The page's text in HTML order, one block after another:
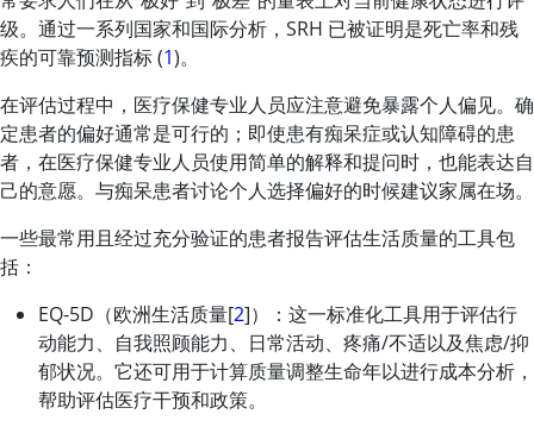
级。通过一系列国家和国际分析，SRH 已被证明是死亡率和残
疾的可靠预测指标 (1)。
在评估过程中，医疗保健专业人员应注意避免暴露个人偏见。确
定患者的偏好通常是可行的；即使患有痴呆症或认知障碍的患
者，在医疗保健专业人员使用简单的解释和提问时，也能表达自
己的意愿。与痴呆患者讨论个人选择偏好的时候建议家属在场。
一些最常用且经过充分验证的患者报告评估生活质量的工具包
括：
EQ-5D（欧洲生活质量[2]）：这一标准化工具用于评估行
动能力、自我照顾能力、日常活动、疼痛/不适以及焦虑/抑
郁状况。它还可用于计算质量调整生命年以进行成本分析，
帮助评估医疗干预和政策。